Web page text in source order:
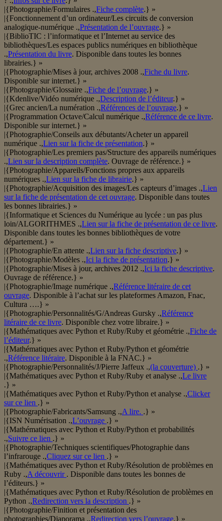
|{Photographie/Formulaires .,Fiche complète.} »
|{Fonctionnement d’un ordinateur/Les circuits de conversion
analogique-numérique .,Présentation de l’ouvrage.} »
|{BiblioTIC : l’informatique et l’Internet au service des
bibliothèques/Les espaces publics numériques en bibliothèque
.,Présentation du livre. Disponible dans toutes les bonnes
librairies.} »
|{Photographie/Mises à jour, archives 2008 .,Fiche du livre.
Disponible sur internet.} »
|{Photographie/Glossaire .,Fiche de l’ouvrage.} »
|{Kdenlive/Vidéo numérique .,Description de l’éditeur.} »
|{Grec ancien/La numération .,Références de l’ouvrage.} »
|{Programmation Octave/Calcul numérique .,Référence de ce livre.
Disponible sur internet.} »
|{Photographie/Conseils aux débutants/Acheter un appareil
numérique .,Lien sur la fiche de présentation.} »
|{Photographie/Les premiers pas/Structure des appareils numériques
.,Lien sur la description complète. Ouvrage de référence.} »
|{Photographie/Appareils/Fonctions propres aux appareils
numériques .,Lien sur la fiche de librairie.} »
|{Photographie/Acquisition des images/Les capteurs d’images .,Lien
sur la fiche de présentation de cet ouvrage. Disponible dans toutes
les bonnes librairies.} »
|{Informatique et Sciences du Numérique au lycée : un pas plus
loin/ALGORITHMES .,Lien sur la fiche de présentation de ce livre.
Disponible dans toutes les bonnes bibliothèques de votre
département.} »
|{Photographie/En attente .,Lien sur la fiche descriptive.} »
|{Photographie/Modèles .,Ici la fiche de présentation.} »
|{Photographie/Mises à jour, archives 2012 .,Ici la fiche descriptive.
Ouvrage de référence.} »
|{Photographie/Image numérique .,Référence litéraire de cet
ouvrage. Disponible à l’achat sur les plateformes Amazon, Fnac,
Cultura ….} »
|{Photographie/Personnalités/G/Andreas Gursky .,Référence
litéraire de ce livre. Disponible chez votre libraire.} »
|{Mathématiques avec Python et Ruby/Ruby et géométrie .,Fiche de
l’éditeur.} »
|{Mathématiques avec Python et Ruby/Python et géométrie
.,Référence litéraire. Disponible à la FNAC.} »
|{Photographie/Personnalités/J/Pierre Jaffeux .,(la couverture) .} »
|{Mathématiques avec Python et Ruby/Ruby et analyse .,Le livre
.} »
|{Mathématiques avec Python et Ruby/Python et analyse .,Clicker
sur ce lien .} »
|{Photographie/Fabricants/Samsung .,A lire. .} »
|{ISN Numérisation .,L’ouvrage .} »
|{Mathématiques avec Python et Ruby/Python et probabilités
.,Suivre ce lien .} »
|{Photographie/Techniques scientifiques/Photographie dans
l’infrarouge .,Cliquez sur ce lien .} »
|{Mathématiques avec Python et Ruby/Résolution de problèmes en
Ruby .,A découvrir . Disponible dans toutes les bonnes de
l’éditeurs.} »
|{Mathématiques avec Python et Ruby/Résolution de problèmes en
Python .,Redirection vers la description .} »
|{Photographie/Finition et présentation des
photographies/Diaporama .,Redirection vers l’ouvrage.} »